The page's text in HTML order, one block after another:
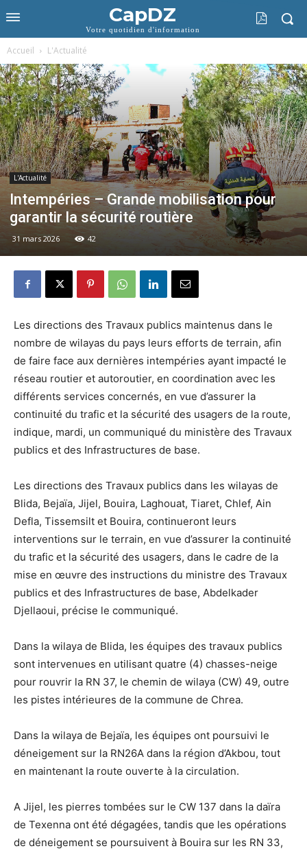
CapDZ
Votre quotidien d'information
Accueil L'Actualité
L'Actualité
Intempéries – Grande mobilisation pour
garantir la sécurité routière
31 mars 2026 42
Les directions des Travaux publics maintenus dans le
nombre de wilayas du pays leurs efforts de terrain, afin
de faire face aux dernières intempéries ayant impacté le
réseau routier et autoroutier, en coordination avec les
différents services concernés, en vue d’assurer la
continuité du trafic et la sécurité des usagers de la route,
indique, mardi, un communiqué du ministère des Travaux
publics et des Infrastructures de base.
Les directions des Travaux publics dans les wilayas de
Blida, Bejaïa, Jijel, Bouira, Laghouat, Tiaret, Chlef, Ain
Defla, Tissemsilt et Bouira, continueront leurs
interventions sur le terrain, en vue d’assurer la continuité
du trafic et la sécurité des usagers, dans le cadre de la
mise en œuvre des instructions du ministre des Travaux
publics et des Infrastructures de base, Abdelkader
Djellaoui, précise le communiqué.
Dans la wilaya de Blida, les équipes des travaux publics
sont intervenues en utilisant quatre (4) chasses-neige
pour rouvrir la RN 37, le chemin de wilaya (CW) 49, outre
les pistes intérieures de la commune de Chrea.
Dans la wilaya de Bejaïa, les équipes ont poursuivi le
déneigement sur la RN26A dans la région d’Akbou, tout
en maintenant la route ouverte à la circulation.
A Jijel, les pierres tombées sur le CW 137 dans la daïra
de Texenna ont été dégagées, tandis que les opérations
de déneigement se poursuivent à Bouira sur les RN 33,